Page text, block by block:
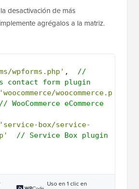
desactivación de más
agrégalos a la matriz.
wpforms.php' , //
contact form plugin
'woocommerce/woocommerce.p
// WooCommerce eCommerce
'service-box/service-
// Service Box plugin
Uso en 1 clic en